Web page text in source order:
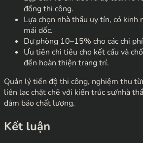
đồng thi công.
Lựa chọn nhà thầu uy tín, có kinh
mái dốc.
Dự phòng 10–15% cho các chi
Ưu tiên chi tiêu cho kết cấu và
đến hoàn thiện trang trí.
Quản lý tiến độ thi công, nghiệm thu
liên lạc chặt chẽ với kiến trúc sư/nhà
đảm bảo chất lượng.
Kết luận